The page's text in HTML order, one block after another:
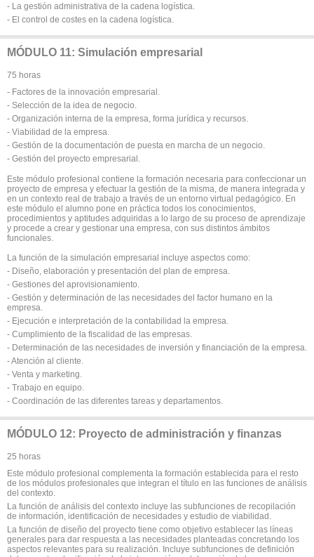
- La gestión administrativa de la cadena logística.
- El control de costes en la cadena logística.
MÓDULO 11: Simulación empresarial
75 horas
- Factores de la innovación empresarial.
- Selección de la idea de negocio.
- Organización interna de la empresa, forma jurídica y recursos.
- Viabilidad de la empresa.
- Gestión de la documentación de puesta en marcha de un negocio.
- Gestión del proyecto empresarial.
Este módulo profesional contiene la formación necesaria para confeccionar un
proyecto de empresa y efectuar la gestión de la misma, de manera integrada y
en un contexto real de trabajo a través de un entorno virtual pedagógico. En
este módulo el alumno pone en práctica todos los conocimientos,
procedimientos y aptitudes adquiridas a lo largo de su proceso de aprendizaje
y procede a crear y gestionar una empresa, con sus distintos ámbitos
funcionales.
La función de la simulación empresarial incluye aspectos como:
- Diseño, elaboración y presentación del plan de empresa.
- Gestiones del aprovisionamiento.
- Gestión y determinación de las necesidades del factor humano en la
empresa.
- Ejecución e interpretación de la contabilidad la empresa.
- Cumplimiento de la fiscalidad de las empresas.
- Determinación de las necesidades de inversión y financiación de la empresa.
- Atención al cliente.
- Venta y marketing.
- Trabajo en equipo.
- Coordinación de las diferentes tareas y departamentos.
MÓDULO 12: Proyecto de administración y finanzas
25 horas
Este módulo profesional complementa la formación establecida para el resto
de los módulos profesionales que integran el título en las funciones de análisis
del contexto.
La función de análisis del contexto incluye las subfunciones de recopilación
de información, identificación de necesidades y estudio de viabilidad.
La función de diseño del proyecto tiene como objetivo establecer las líneas
generales para dar respuesta a las necesidades planteadas concretando los
aspectos relevantes para su realización. Incluye subfunciones de definición